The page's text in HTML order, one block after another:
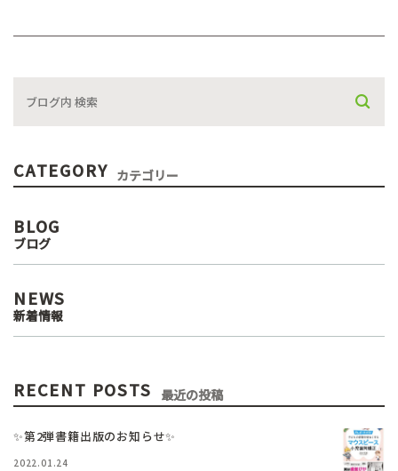
CATEGORY カテゴリー
BLOG
ブログ
NEWS
新着情報
RECENT POSTS 最近の投稿
✨第2弾書籍出版のお知らせ✨
2022.01.24